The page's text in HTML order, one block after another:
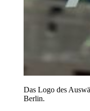
Das Logo des
Berlin.